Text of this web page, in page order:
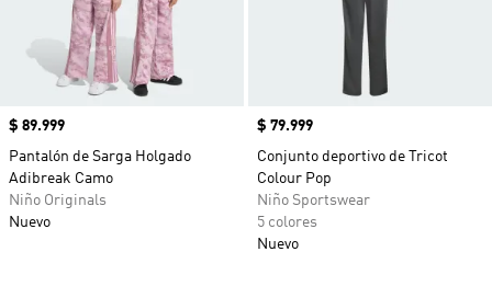
Precio
$ 89.999
Pantalón de Sarga Holgado
Adibreak Camo
Niño Originals
Nuevo
Precio
$ 79.999
Conjunto deportivo de Tricot
Colour Pop
Niño Sportswear
5 colores
Nuevo